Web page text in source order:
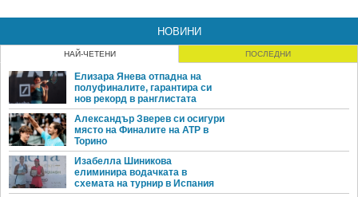
НОВИНИ
НАЙ-ЧЕТЕНИ ПОСЛЕДНИ
Елизара Янева отпадна на
полуфиналите, гарантира си
нов рекорд в ранглистата
Александър Зверев си осигури
място на Финалите на ATP в
Торино
Изабелла Шиникова
елиминира водачката в
схемата на турнир в Испания